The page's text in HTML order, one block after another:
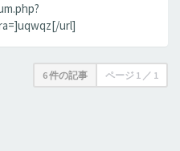
url]
6 件の記事 ページ 1 ／ 1